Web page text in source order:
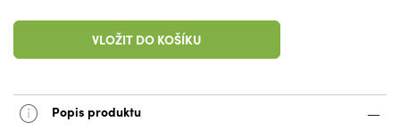
VLOŽIT DO KOŠÍKU
Popis produktu